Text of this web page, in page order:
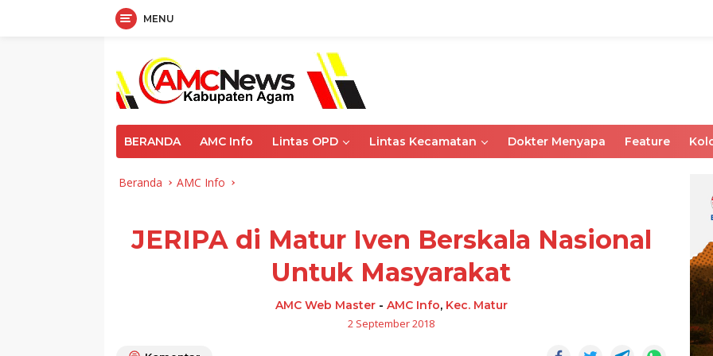
MENU
BERANDA AMC Info Lintas OPD Lintas Kecamatan Dokter Menyapa Feature
Beranda AMC Info
JERIPA di Matur Iven Berskala Nasional
Untuk Masyarakat
AMC Web Master- AMC Info, Kec. Matur
2 September 2018